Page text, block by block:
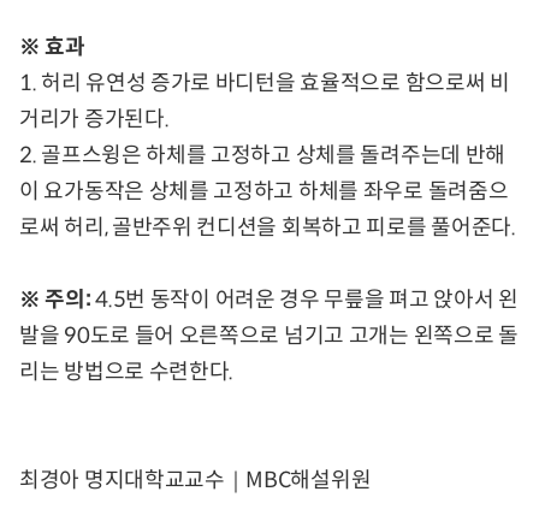
※ 효과
1. 허리 유연성 증가로 바디턴을 효율적으로 함으로써 비
거리가 증가된다.
2. 골프스윙은 하체를 고정하고 상체를 돌려주는데 반해
이 요가동작은 상체를 고정하고 하체를 좌우로 돌려줌으
로써 허리, 골반주위 컨디션을 회복하고 피로를 풀어준다.
※ 주의:4.5번 동작이 어려운 경우 무릎을 펴고 앉아서 왼
발을 90도로 들어 오른쪽으로 넘기고 고개는 왼쪽으로 돌
리는 방법으로 수련한다.
최경아 명지대학교교수｜MBC해설위원